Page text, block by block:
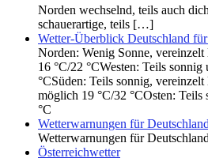
Norden wechselnd, teils auch
schauerartige, teils […]
Wetter-Überblick Deutschland
Norden: Wenig Sonne,
16 °C/22 °CWesten: Teils
°CSüden: Teils sonnig,
möglich 19 °C/32 °COsten:
°C
Wetterwarnungen für Deutschland
Wetterwarnungen für
Österreichwetter